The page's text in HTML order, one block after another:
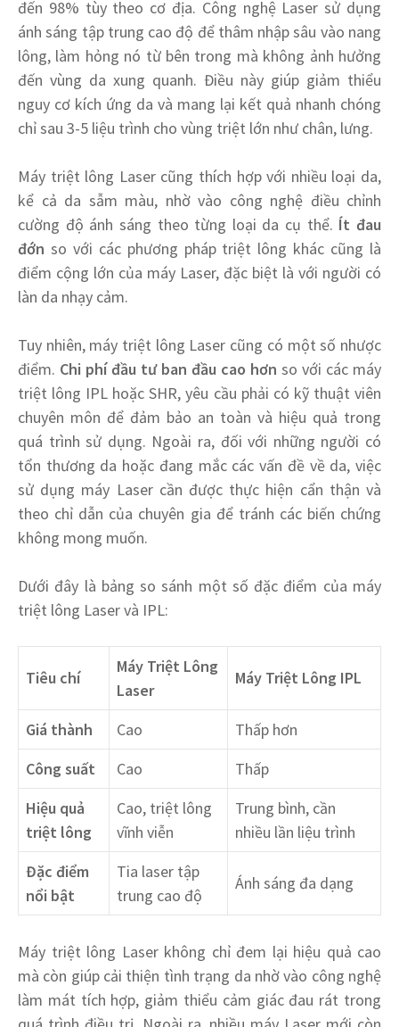
đến 98% tùy theo cơ địa. Công nghệ Laser sử dụng
ánh sáng tập trung cao độ để thâm nhập sâu vào nang
lông, làm hỏng nó từ bên trong mà không ảnh hưởng
đến vùng da xung quanh. Điều này giúp giảm thiểu
nguy cơ kích ứng da và mang lại kết quả nhanh chóng
chỉ sau 3-5 liệu trình cho vùng triệt lớn như chân, lưng.
Máy triệt lông Laser cũng thích hợp với nhiều loại da,
kể cả da sẫm màu, nhờ vào công nghệ điều chỉnh
cường độ ánh sáng theo từng loại da cụ thể. Ít đau
đớn so với các phương pháp triệt lông khác cũng là
điểm cộng lớn của máy Laser, đặc biệt là với người có
làn da nhạy cảm.
Tuy nhiên, máy triệt lông Laser cũng có một số nhược
điểm. Chi phí đầu tư ban đầu cao hơn so với các máy
triệt lông IPL hoặc SHR, yêu cầu phải có kỹ thuật viên
chuyên môn để đảm bảo an toàn và hiệu quả trong
quá trình sử dụng. Ngoài ra, đối với những người có
tổn thương da hoặc đang mắc các vấn đề về da, việc
sử dụng máy Laser cần được thực hiện cẩn thận và
theo chỉ dẫn của chuyên gia để tránh các biến chứng
không mong muốn.
Dưới đây là bảng so sánh một số đặc điểm của máy
triệt lông Laser và IPL:
Tiêu chí
Máy Triệt Lông
Laser
Máy Triệt Lông IPL
Giá thành Cao
Thấp hơn
Công suất
Cao
Thấp
Hiệu quả
triệt lông
Cao, triệt lông
vĩnh viễn
Trung bình, cần
nhiều lần liệu trình
Đặc điểm
nổi bật
Tia laser tập
trung cao độ
Ánh sáng đa dạng
Máy triệt lông Laser không chỉ đem lại hiệu quả cao
mà còn giúp cải thiện tình trạng da nhờ vào công nghệ
làm mát tích hợp, giảm thiểu cảm giác đau rát trong